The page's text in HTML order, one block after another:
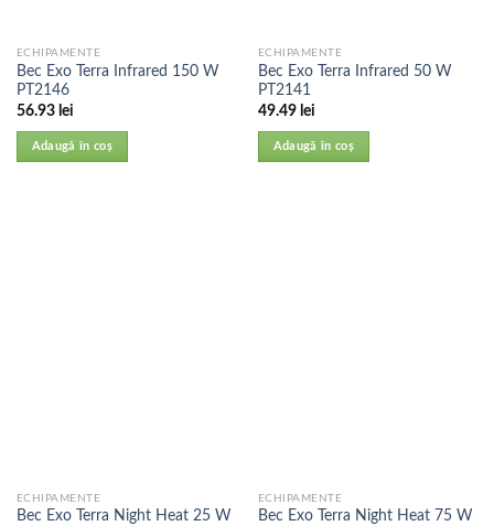
ECHIPAMENTE
Bec Exo Terra Infrared 150 W
PT2146
56.93 lei
Adaugă în coș
ECHIPAMENTE
Bec Exo Terra Infrared 50 W
PT2141
49.49 lei
Adaugă în coș
ECHIPAMENTE
Bec Exo Terra Night Heat 25 W
ECHIPAMENTE
Bec Exo Terra Night Heat 75 W